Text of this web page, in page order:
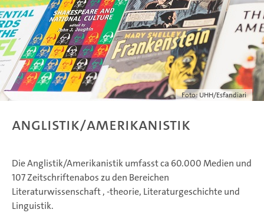
Foto: UHH/Esfandiari
Anglistik/Amerikanistik
Die Anglistik/Amerikanistik umfasst ca 60.000 Medien und
107 Zeitschriftenabos zu den Bereichen
Literaturwissenschaft , -theorie, Literaturgeschichte und
Linguistik.